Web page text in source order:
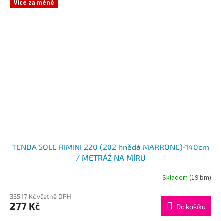
Více za méně
TENDA SOLE RIMINI 220 (202 hnědá MARRONE)-140cm
/ METRÁŽ NA MÍRU
Skladem (19 bm)
335,17 Kč včetně DPH
277 Kč Do košíku